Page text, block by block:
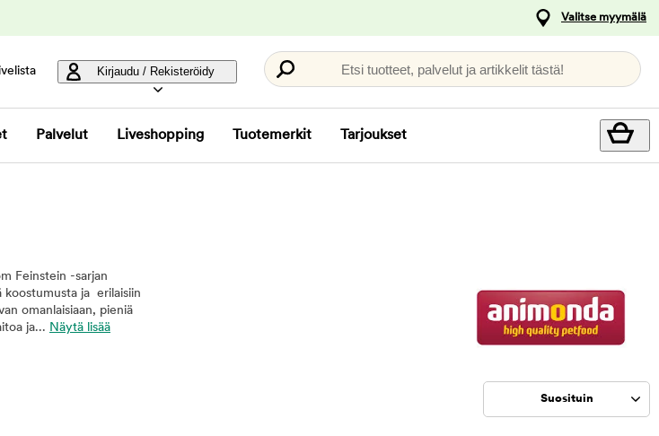
Valitse myymälä
Kirjaudu / Rekisteröidy Etsi tuotteet, palvelut ja artikkelit tästä!
Palvelut Liveshopping Tuotemerkit Tarjoukset
Feinstein -sarjan
koostumusta ja erilaisiin
omanlaisiaan, pieniä
ja... Näytä lisää
Suosituin